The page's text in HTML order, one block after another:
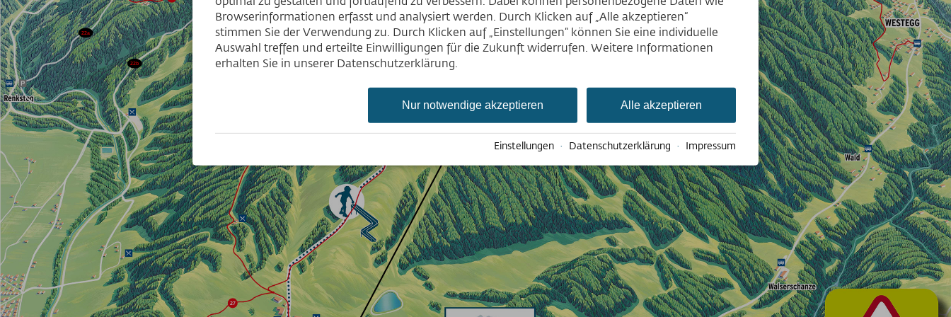
Browserinformationen erfasst und analysiert werden. Durch Klicken auf „Alle akzeptieren“
stimmen Sie der Verwendung zu. Durch Klicken auf „Einstellungen“ können Sie eine individuelle
Auswahl treffen und erteilte Einwilligungen für die Zukunft widerrufen. Weitere Informationen
erhalten Sie in unserer Datenschutzerklärung.
Alle akzeptieren
Nur notwendige akzeptieren
Einstellungen · Datenschutzerklärung · Impressum